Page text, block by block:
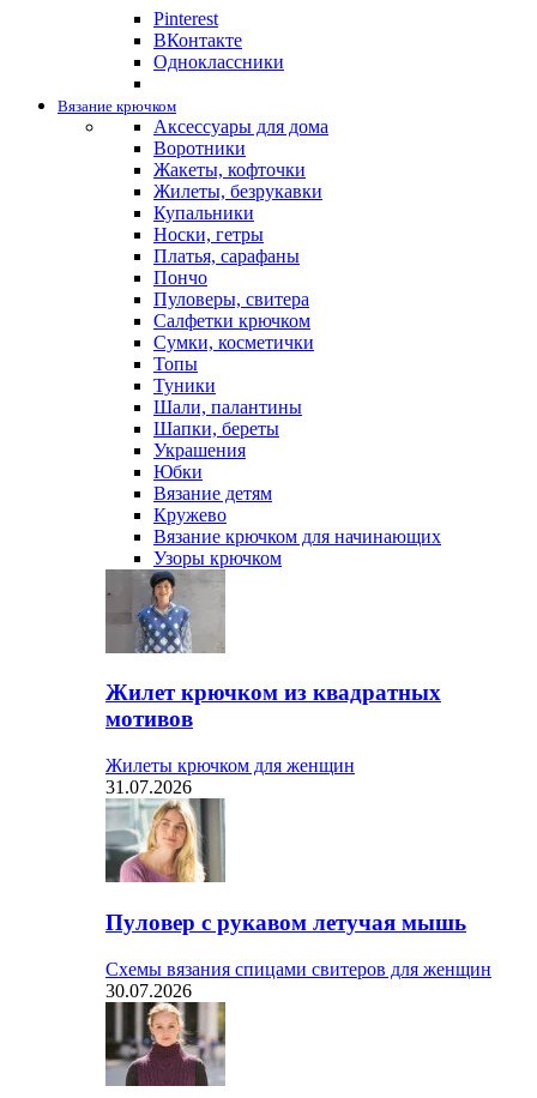
Pinterest
ВКонтакте
Одноклассники
Вязание крючком
Аксессуары для дома
Воротники
Жакеты, кофточки
Жилеты, безрукавки
Купальники
Носки, гетры
Платья, сарафаны
Пончо
Пуловеры, свитера
Салфетки крючком
Сумки, косметички
Топы
Туники
Шали, палантины
Шапки, береты
Украшения
Юбки
Вязание детям
Кружево
Вязание крючком для начинающих
Узоры крючком
Жилет крючком из квадратных
мотивов
Жилеты крючком для женщин
31.07.2026
Пуловер с рукавом летучая мышь
Схемы вязания спицами свитеров для женщин
30.07.2026